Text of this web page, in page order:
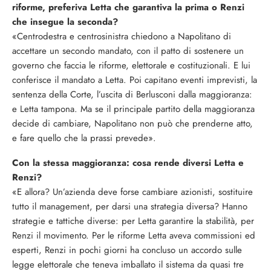
riforme, preferiva Letta che garantiva la prima o Renzi
che insegue la seconda?
«Centrodestra e centrosinistra chiedono a Napolitano di
accettare un secondo mandato, con il patto di sostenere un
governo che faccia le riforme, elettorale e costituzionali. E lui
conferisce il mandato a Letta. Poi capitano eventi imprevisti, la
sentenza della Corte, l’uscita di Berlusconi dalla maggioranza:
e Letta tampona. Ma se il principale partito della maggioranza
decide di cambiare, Napolitano non può che prenderne atto,
e fare quello che la prassi prevede».
Con la stessa maggioranza: cosa rende diversi Letta e
Renzi?
«E allora? Un’azienda deve forse cambiare azionisti, sostituire
tutto il management, per darsi una strategia diversa? Hanno
strategie e tattiche diverse: per Letta garantire la stabilità, per
Renzi il movimento. Per le riforme Letta aveva commissioni ed
esperti, Renzi in pochi giorni ha concluso un accordo sulle
legge elettorale che teneva imballato il sistema da quasi tre